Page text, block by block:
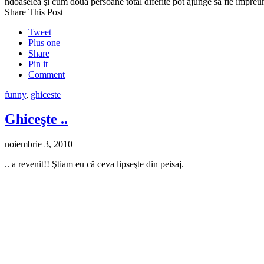
Share This Post
Tweet
Plus one
Share
Pin it
Comment
funny, ghiceste
Ghiceşte ..
noiembrie 3, 2010
.. a revenit!! Ştiam eu că ceva lipseşte din peisaj.